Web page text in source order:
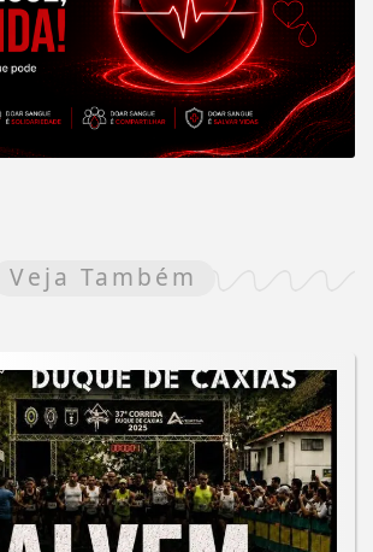
Veja Também